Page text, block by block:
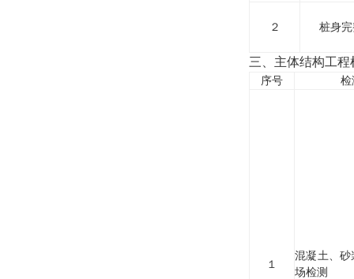
２ 桩身
三、主体结构工程
序号 检
１
混凝土、
场检测